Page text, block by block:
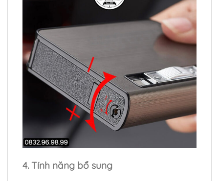
4. Tính năng bổ sung